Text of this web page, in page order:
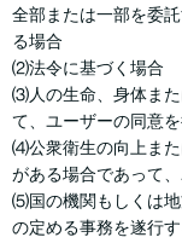
全部または一部を委
る場合
⑵法令に基づく場合
⑶人の生命、身体また
て、ユーザーの同意
⑷公衆衛生の向上ま
がある場合であって
⑸国の機関もしくは
の定める事務を遂行